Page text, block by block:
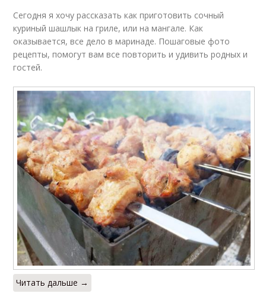
Сегодня я хочу рассказать как приготовить сочный
куриный шашлык на гриле, или на мангале. Как
оказывается, все дело в маринаде. Пошаговые фото
рецепты, помогут вам все повторить и удивить родных и
гостей.
Читать дальше →